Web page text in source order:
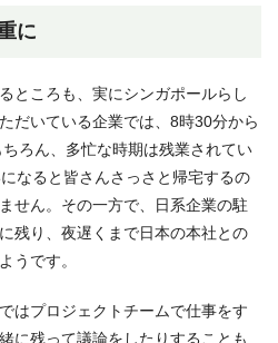
に
ところも、実にシンガポールらし
だいている企業では、8時30分から
ろん、多忙な時期は残業されてい
なると皆さんさっさと帰宅するの
せん。その一方で、日系企業の駐
残り、夜遅くまで日本の本社との
うです。
はプロジェクトチームで仕事をす
に残って議論をしたりすることも